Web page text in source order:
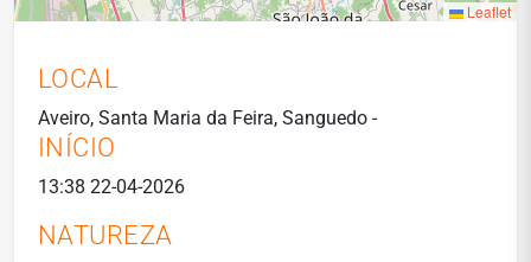
Leaflet
LOCAL
Aveiro, Santa Maria da Feira, Sanguedo -
INÍCIO
13:38 22-04-2026
NATUREZA